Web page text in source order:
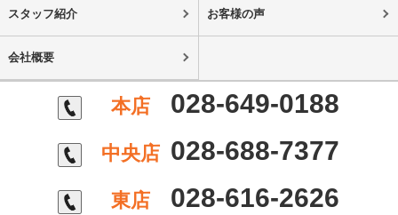
スタッフ紹介 お客様の声
会社概要
本店 028-649-0188
中央店 028-688-7377
東店 028-616-2626